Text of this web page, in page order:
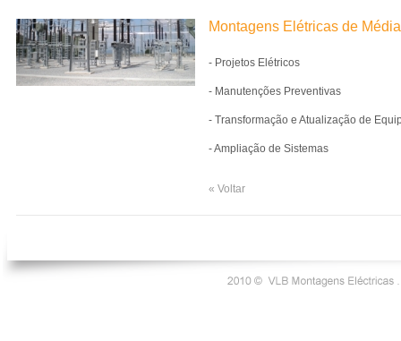
Montagens Elétricas de
- Projetos Elétricos
- Manutenções Preventivas
- Transformação e Atualização de
- Ampliação de Sistemas
« Voltar